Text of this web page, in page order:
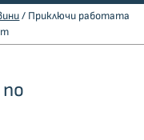
/ Приключи работата